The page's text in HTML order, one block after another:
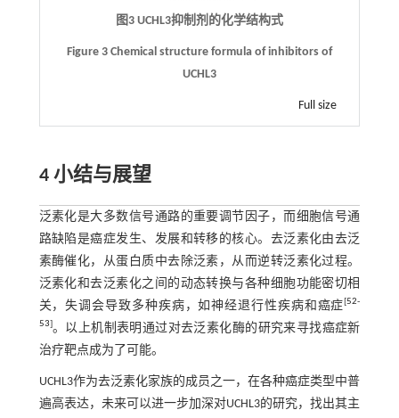
图3 UCHL3抑制剂的化学结构式
Figure 3 Chemical structure formula of inhibitors of
UCHL3
Full size
4 小结与展望
泛素化是大多数信号通路的重要调节因子，而细胞信号通
路缺陷是癌症发生、发展和转移的核心。去泛素化由去泛
素酶催化，从蛋白质中去除泛素，从而逆转泛素化过程。
泛素化和去泛素化之间的动态转换与各种细胞功能密切相
关，失调会导致多种疾病，如神经退行性疾病和癌症 [52-
53 。以上机制表明通过对去泛素化酶的研究来寻找癌症新
治疗靶点成为了可能。
UCHL3作为去泛素化家族的成员之一，在各种癌症类型中普
遍高表达，未来可以进一步加深对UCHL3的研究，找出其主